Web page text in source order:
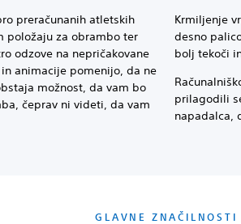
preračunanih atletskih
položaju za obrambo ter
odzove na nepričakovane
animacije pomenijo, da ne
možnost, da vam bo
čeprav ni videti, da vam
Krmiljenje
desno
bolj tekoči
prilagodili
napadalca,
GLAVNE ZNAČILNOSTI